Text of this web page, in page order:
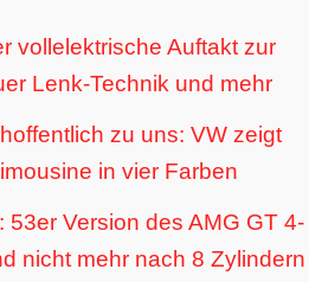
vollelektrische Auftakt zur
Lenk-Technik und mehr
zu uns: VW zeigt
in vier Farben
Version des AMG GT 4-
nicht mehr nach 8 Zylindern